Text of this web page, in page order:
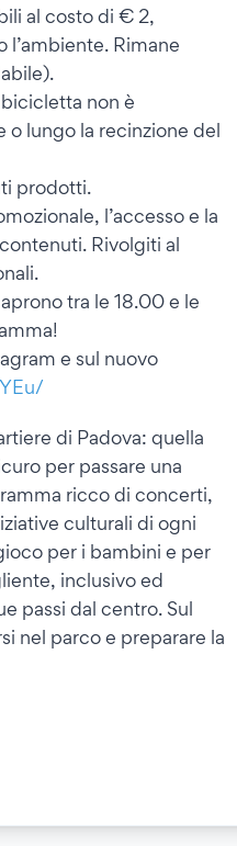
al costo di € 2,
Rimane
non è
o lungo la recinzione del
prodotti.
l’accesso e la
Rivolgiti al
tra le 18.00 e le
e sul nuovo
di Padova: quella
per passare una
ricco di concerti,
culturali di ogni
per i bambini e per
inclusivo ed
passi dal centro. Sul
nel parco e preparare la